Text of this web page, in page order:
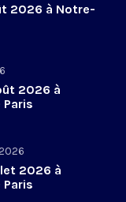
2026 à Notre-
2026 à
2026 à